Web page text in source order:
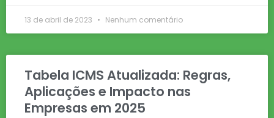
13 de abril de 2023 Nenhum comentário
Tabela ICMS Atualizada: Regras,
Aplicações e Impacto nas
Empresas em 2025